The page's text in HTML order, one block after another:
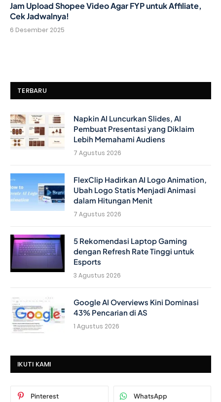
Jam Upload Shopee Video Agar FYP untuk Affiliate,
Cek Jadwalnya!
6 Desember 2025
TERBARU
Napkin AI Luncurkan Slides, AI
Pembuat Presentasi yang Diklaim
Lebih Memahami Audiens
7 Agustus 2026
FlexClip Hadirkan AI Logo Animation,
Ubah Logo Statis Menjadi Animasi
dalam Hitungan Menit
7 Agustus 2026
5 Rekomendasi Laptop Gaming
dengan Refresh Rate Tinggi untuk
Esports
3 Agustus 2026
Google AI Overviews Kini Dominasi
43% Pencarian di AS
1 Agustus 2026
IKUTI KAMI
Pinterest WhatsApp